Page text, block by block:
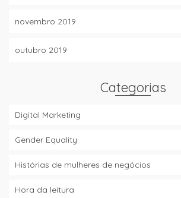
novembro 2019
outubro 2019
Categorias
Digital Marketing
Gender Equality
Histórias de mulheres de negócios
Hora da leitura